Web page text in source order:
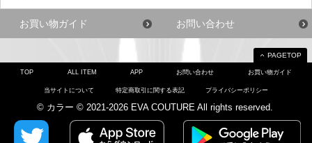
お買い物ガイド お問い合わせ
PAGETOP
TOP ALL ITEM APP お問い合わせ お買い物ガイド
当サイトについて 特定商取引に関する表記 プライバシーポリシー
© カラー © 2021-2026 EVA COUTURE All rights reserved.